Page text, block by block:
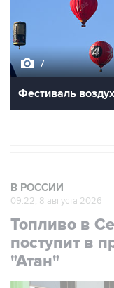
7
Фестиваль
В РОССИИ
09:22, 8 августа 2026
Топливо в
поступит в
"Атан"